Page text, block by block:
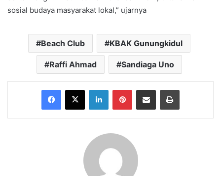
sosial budaya masyarakat lokal,” ujarnya
Beach Club KBAK Gunungkidul
Raffi Ahmad Sandiaga Uno
Facebook
X LinkedInPinterestShare via Email Print